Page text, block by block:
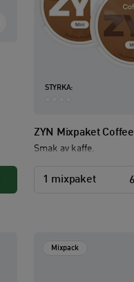
STYRKA:
ZYN Mixpaket
Smak av kaffe.
1 mixpaket
Mixpack